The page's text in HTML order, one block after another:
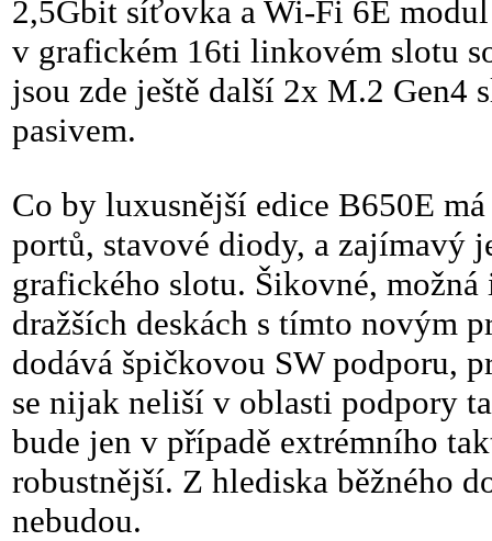
2,5Gbit síťovka a Wi-Fi 6E
v grafickém 16ti linkovém slotu
jsou zde ještě další 2x M.2 Gen4
pasivem.
Co by luxusnější edice B650E
portů, stavové diody, a zajímavý
grafického slotu. Šikovné,
dražších deskách s tímto novým
dodává špičkovou SW podporu,
se nijak neliší v oblasti podpory
bude jen v případě extrémního
robustnější. Z hlediska běžného
nebudou.